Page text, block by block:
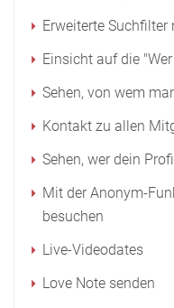
Erweiterte Suchfilter
Einsicht auf die
Sehen, von wem
Kontakt zu allen
Sehen, wer dein
Mit der Anonym-
besuchen
Live-Videodates
Love Note senden